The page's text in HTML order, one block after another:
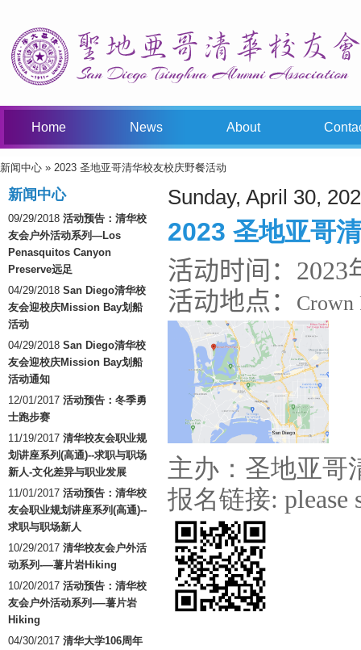
Home News About
You Are Here
新闻中心 » 2023 圣地亚哥清华校友校庆野餐活动
新闻中心
09/29/2018 活动预告：清华校
友会户外活动系列—Los
Penasquitos Canyon
Preserve远足
04/29/2018 San Diego清华校
友会迎校庆Mission Bay划船
活动
04/29/2018 San Diego清华校
友会迎校庆Mission Bay划船
活动通知
12/01/2017 活动预告：冬季勇
士跑步赛
11/19/2017 清华校友会职业规
划讲座系列(高通)--求职与职场
新人-文化差异与职业发展
11/01/2017 活动预告：清华校
友会职业规划讲座系列(高通)--
求职与职场新人
10/29/2017 清华校友会户外活
动系列-—薯片岩Hiking
10/20/2017 活动预告：清华校
友会户外活动系列-—薯片岩
Hiking
04/30/2017 清华大学106周年
Sunday, April 30,
2023 圣地亚哥
活动时间：2023
活动地点：
Crown
主办：圣地亚哥
报名链接: please